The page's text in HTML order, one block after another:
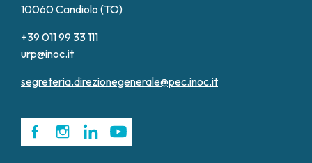
10060 Candiolo (TO)
+39 011 99 33 111
urp@inoc.it
segreteria.direzionegenerale@pec.inoc.it